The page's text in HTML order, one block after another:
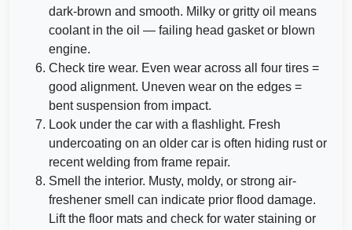
Autocheck
Autocheck
dark-brown and smooth. Milky or gritty oil means
coolant in the oil — failing head gasket or blown
engine.
Check tire wear. Even wear across all four tires =
good alignment. Uneven wear on the edges =
bent suspension from impact.
Look under the car with a flashlight. Fresh
undercoating on an older car is often hiding rust or
recent welding from frame repair.
Smell the interior. Musty, moldy, or strong air-
freshener smell can indicate prior flood damage.
Lift the floor mats and check for water staining or